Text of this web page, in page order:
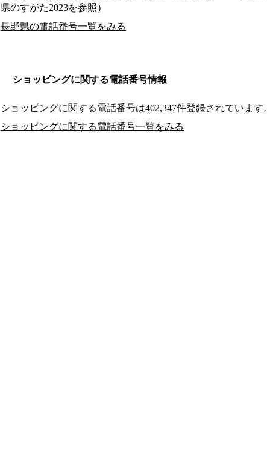
県のすがた2023を参照）
長野県の電話番号一覧をみる
ショッピングに関する電話番号情報
ショッピングに関する電話番号は402,347件登録されています
ショッピングに関する電話番号一覧をみる